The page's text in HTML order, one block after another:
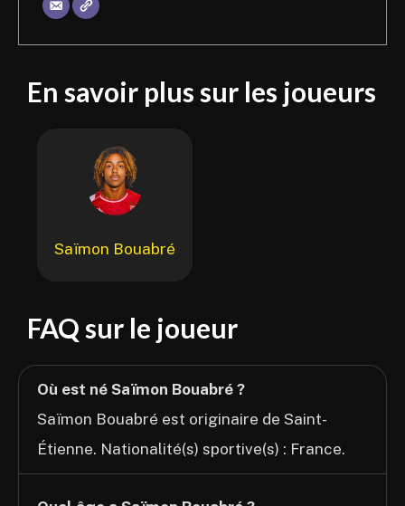
En savoir plus sur les joueurs
Saïmon Bouabré
FAQ sur le joueur
Où est né Saïmon Bouabré ?
Saïmon Bouabré est originaire de Saint-
Étienne. Nationalité(s) sportive(s) : France.